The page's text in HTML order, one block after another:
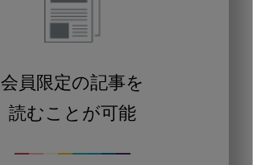
会員限定の記事を
読むことが可能